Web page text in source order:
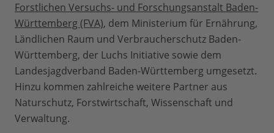
Forstlichen Versuchs- und Forschungsanstalt Baden-
Württemberg (FVA), dem Ministerium für Ernährung,
Ländlichen Raum und Verbraucherschutz Baden-
Württemberg, der Luchs Initiative sowie dem
Landesjagdverband Baden-Württemberg umgesetzt.
Hinzu kommen zahlreiche weitere Partner aus
Naturschutz, Forstwirtschaft, Wissenschaft und
Verwaltung.